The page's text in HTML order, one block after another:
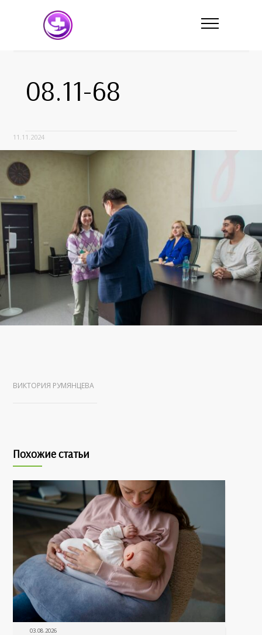
08.11-68
11.11.2024
ВИКТОРИЯ РУМЯНЦЕВА
Похожие статьи
03.08.2026